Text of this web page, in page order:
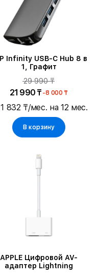
Infinity USB-C Hub 8 в
1, Графит
29 990 ₸
21 990 ₸ -8 000 ₸
832 ₸/мес. на 12 мес.
В корзину
APPLE Цифровой AV-
адаптер Lightning